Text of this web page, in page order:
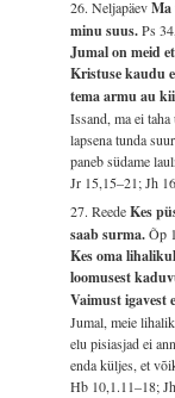
26. NeljapäevMa
minu suus.Ps
Jumal on meid
Kristuse kaudu
tema armu au
Issand, ma ei
lapsena tunda
paneb südame
Jr 15,15–21; Jh
27. ReedeKes
saab surma.Õp
Kes oma
loomusest
Vaimust igavest
Jumal, meie
elu pisiasjad ei
enda küljes, et
Hb 10,1.11–18;